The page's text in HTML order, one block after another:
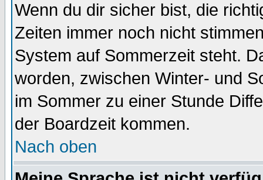
Wenn du dir sicher bist, die
Zeiten immer noch nicht
System auf Sommerzeit steht.
worden, zwischen Winter- und
im Sommer zu einer Stunde
der Boardzeit kommen.
Nach oben